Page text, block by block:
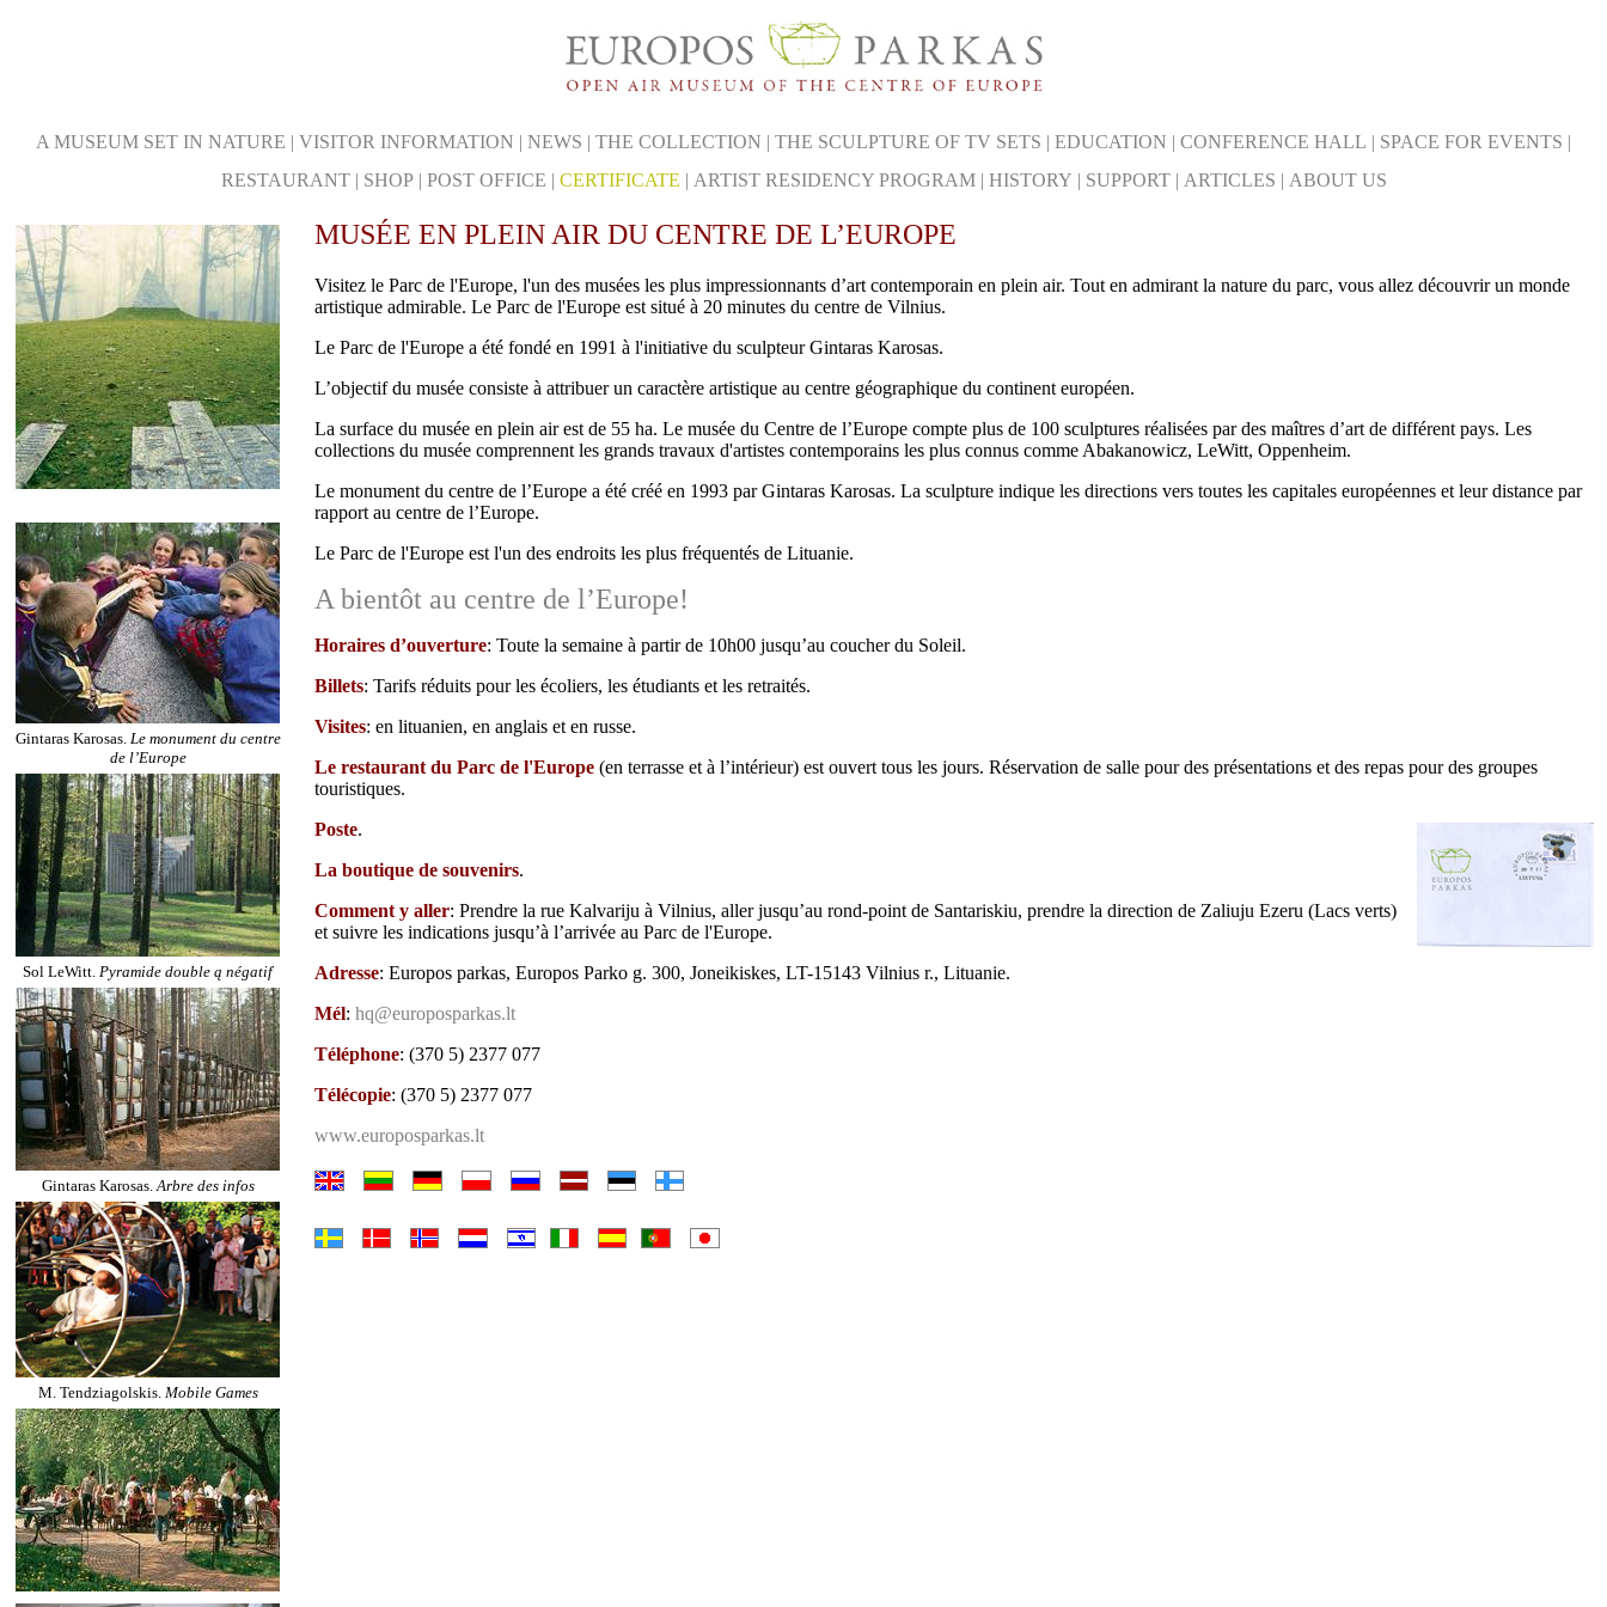
A MUSEUM SET IN NATURE | VISITOR INFORMATION | NEWS | THE COLLECTION | THE SCULPTURE OF TV SETS | EDUCATION | CONFERENCE HALL | SPACE FOR EVENTS |
RESTAURANT | SHOP | POST OFFICE | CERTIFICATE | ARTIST RESIDENCY PROGRAM | HISTORY | SUPPORT | ARTICLES | ABOUT US
Gintaras Karosas. Le monument du centre
de l’Europe
Sol LeWitt. Pyramide double ą négatif
Gintaras Karosas.Arbre des infos
M. Tendziagolskis. Mobile Games
MUSÉE EN PLEIN AIR DU CENTRE DE L’EUROPE
Visitez le Parc de l'Europe, l'un des musées les plus impressionnants d’art contemporain en plein air. Tout en admirant la nature du parc, vous allez découvrir un monde
artistique admirable. Le Parc de l'Europe est situé à 20 minutes du centre de Vilnius.
Le Parc de l'Europe a été fondé en 1991 à l'initiative du sculpteur Gintaras Karosas.
L’objectif du musée consiste à attribuer un caractère artistique au centre géographique du continent européen.
La surface du musée en plein air est de 55 ha. Le musée du Centre de l’Europe compte plus de 100 sculptures réalisées par des maîtres d’art de différent pays. Les
collections du musée comprennent les grands travaux d'artistes contemporains les plus connus comme Abakanowicz, LeWitt, Oppenheim.
Le monument du centre de l’Europe a été créé en 1993 par Gintaras Karosas. La sculpture indique les directions vers toutes les capitales européennes et leur distance par
rapport au centre de l’Europe.
Le Parc de l'Europe est l'un des endroits les plus fréquentés de Lituanie.
A bientôt au centre de l’Europe!
Horaires d’ouverture: Toute la semaine à partir de 10h00 jusqu’au coucher du Soleil.
Billets: Tarifs réduits pour les écoliers, les étudiants et les retraités.
Visites: en lituanien, en anglais et en russe.
Le restaurant du Parc de l'Europe (en terrasse et à l’intérieur) est ouvert tous les jours. Réservation de salle pour des présentations et des repas pour des groupes
touristiques.
Poste.
La boutique de souvenirs.
Comment y aller: Prendre la rue Kalvariju à Vilnius, aller jusqu’au rond-point de Santariskiu, prendre la direction de Zaliuju Ezeru (Lacs verts)
et suivre les indications jusqu’à l’arrivée au Parc de l'Europe.
Adresse: Europos parkas, Europos Parko g. 300, Joneikiskes, LT-15143 Vilnius r., Lituanie.
Mél: hq@europosparkas.lt
Téléphone: (370 5) 2377 077
Télécopie: (370 5) 2377 077
www.europosparkas.lt